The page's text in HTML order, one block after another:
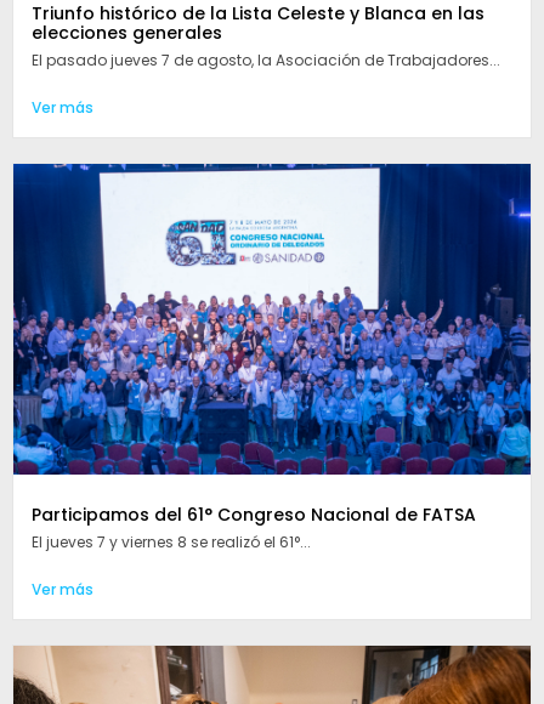
Triunfo histórico de la Lista Celeste y Blanca en las
elecciones generales
El pasado jueves 7 de agosto, la Asociación de Trabajadores...
Ver más
Participamos del 61° Congreso Nacional de FATSA
El jueves 7 y viernes 8 se realizó el 61°...
Ver más